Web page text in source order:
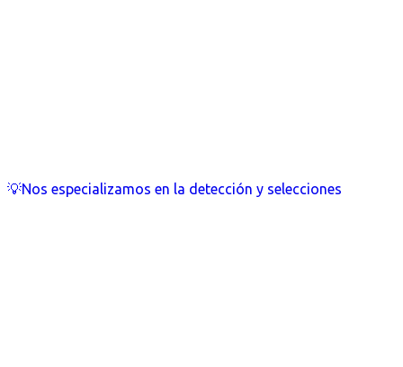
💡Nos especializamos en la detección y selecciones